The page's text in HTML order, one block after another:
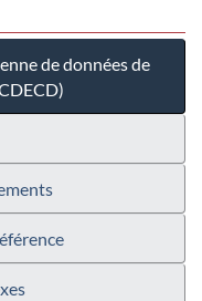
de données de